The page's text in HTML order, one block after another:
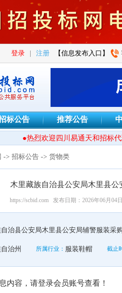
登录 注册 【信息发布入口】
标公告 推荐公告
●热烈欢迎四川易通天和招标代
-> 招标公告 -> 货物类
木里藏族自治县公安局木里县
https://scbid.com 发布日期：2026年06月04日
治县公安局木里县公安局辅警服装采
治州 所属行业： 服装鞋帽 截止
内容，请登录会员账号查看！